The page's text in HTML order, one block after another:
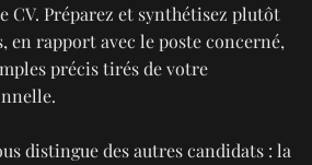
CV. Préparez et synthétisez plutôt
en rapport avec le poste concerné,
précis tirés de votre
distingue des autres candidats : la